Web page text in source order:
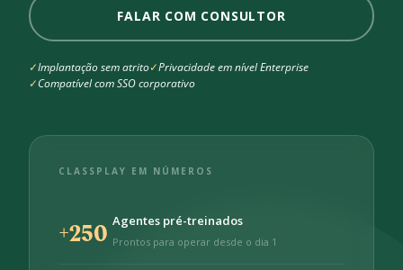
FALAR COM CONSULTOR
Implantação sem atrito Privacidade em nível Enterprise
Compatível com SSO corporativo
CLASSPLAY EM NÚMEROS
+250 Agentes pré-treinados
Prontos para operar desde o dia 1